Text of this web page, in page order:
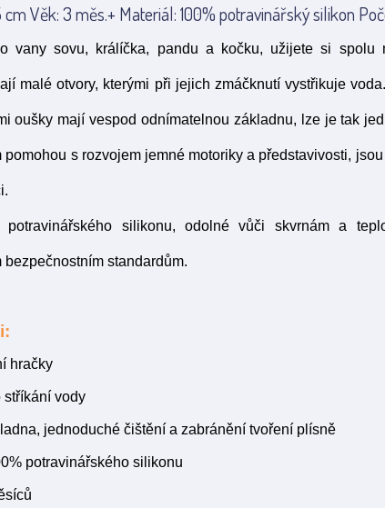
Věk: 3 měs.+ Materiál: 100% potravinářský silikon
vany sovu, králíčka, pandu a kočku, užijete si spolu
malé otvory, kterými při jejich zmáčknutí vystřikuje
oušky mají vespod odnímatelnou základnu, lze je tak
pomohou s rozvojem jemné motoriky a představivosti,
silikonu, odolné vůči skvrnám a
standardům.
hračky
stříkání vody
jednoduché čištění a zabránění tvoření plísně
potravinářského silikonu